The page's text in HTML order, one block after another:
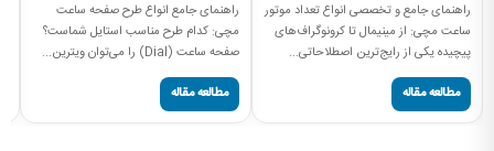
راهنمای جامع و تخصصی انواع تعداد موتور
ساعت مچی: از مینیمال تا کرونوگراف‌های
پیچیده یکی از رایج‌ترین اصطلاحاتی...
مطالعه مقاله
راهنمای جامع انواع طرح صفحه ساعت
مچی: کدام طرح مناسب استایل شماست؟
صفحه ساعت (Dial) را می‌توان ویترین...
مطالعه مقاله